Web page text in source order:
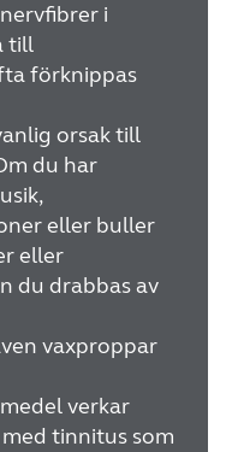
republika
i
till
förknippas
orsak till
du har
eller buller
eller
du drabbas av
vaxproppar
verkar
tinnitus som